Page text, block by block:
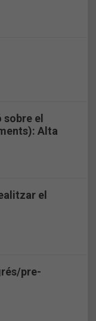
el
Alta
el
pre-